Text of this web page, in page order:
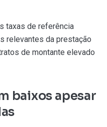
taxas de referência
relevantes da prestação
de montante elevado
baixos apesar